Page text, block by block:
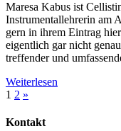
Maresa Kabus ist
Instrumentallehrerin am
gern in ihrem Eintrag
eigentlich gar nicht
treffender und
Weiterlesen
der
1 2 Nächste
»
Kontakt